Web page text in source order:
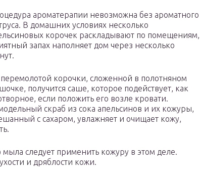
ароматерапии невозможна без ароматного
В домашних условиях несколько
корочек раскладывают по помещениям,
запах наполняет дом через несколько
корочки, сложенной в полотняном
получится саше, которое подействует, как
если положить его возле кровати.
скраб из сока апельсинов и их кожуры,
с сахаром, увлажняет и очищает кожу,
следует применить кожуру в этом деле.
и дряблости кожи.